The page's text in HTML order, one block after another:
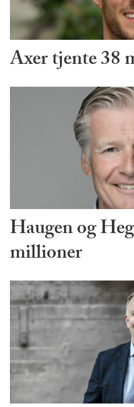
Axer tjente 38
Haugen og
millioner